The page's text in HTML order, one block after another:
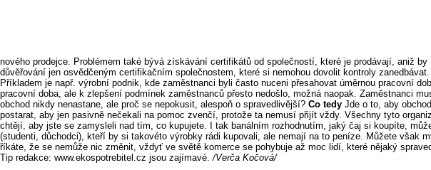
nového prodejce. Problémem také bývá získávání certifikátů od společností, které je prodávají, aniž
důvěřování jen osvědčeným certifikačním společnostem, které si nemohou dovolit kontroly
Příkladem je např. výrobní podnik, kde zaměstnanci byli často nuceni přesahovat úměrnou pracovní
pracovní doba, ale k zlepšení podmínek zaměstnanců přesto nedošlo, možná naopak. Zaměstnanci
obchod nikdy nenastane, ale proč se nepokusit, alespoň o spravedlivější? Co tedy Jde o to, aby
postarat, aby jen pasivně nečekali na pomoc zvenčí, protože ta nemusí přijít vždy. Všechny tyto
chtějí, aby jste se zamysleli nad tím, co kupujete. I tak banálním rozhodnutím, jaký čaj si koupíte,
(studenti, důchodci), kteří by si takovéto výrobky rádi kupovali, ale nemají na to peníze. Můžete však
říkáte, že se nemůže nic změnit, vždyť ve světě komerce se pohybuje až moc lidí, které nějaký
Tip redakce: www.ekospotrebitel.cz jsou zajímavé./Verča Kočová/